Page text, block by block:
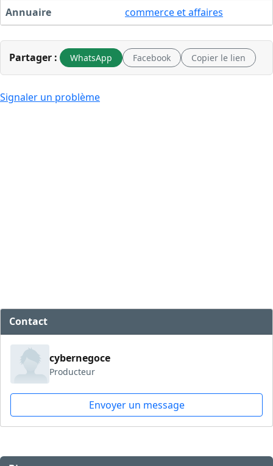
Annuaire
commerce et affaires
Partager : WhatsApp Facebook Copier le lien
Signaler un problème
Contact
cybernegoce
Producteur
Envoyer un message